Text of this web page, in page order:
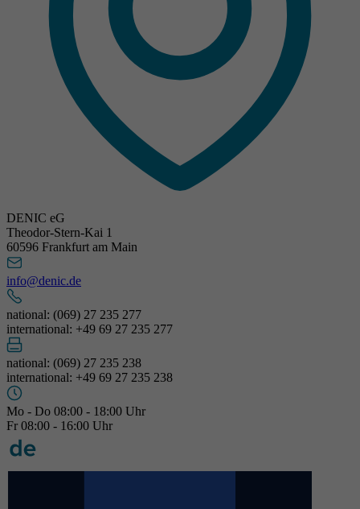
DENIC eG
Theodor-Stern-Kai 1
60596 Frankfurt am Main
info@denic.de
national: (069) 27 235 277
international: +49 69 27 235 277
national: (069) 27 235 238
international: +49 69 27 235 238
Mo - Do 08:00 - 18:00 Uhr
Fr 08:00 - 16:00 Uhr